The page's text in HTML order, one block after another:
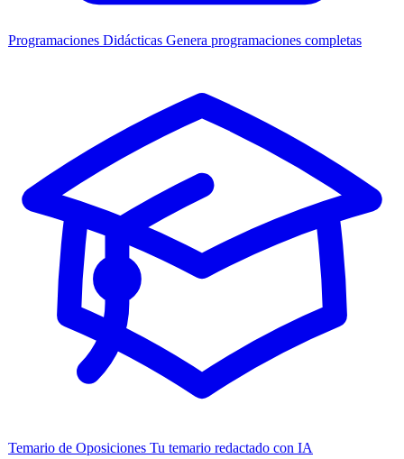
Programaciones Didácticas Genera programaciones completas
Temario de Oposiciones Tu temario redactado con IA